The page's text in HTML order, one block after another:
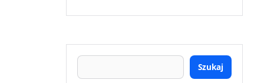
Szukaj